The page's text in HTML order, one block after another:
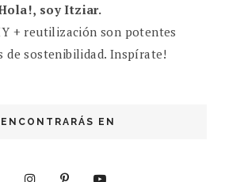
soy Itziar.
+ reutilización son potentes
de sostenibilidad. Inspírate!
EN